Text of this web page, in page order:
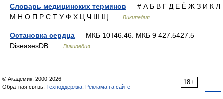
Словарь медицинских терминов — # А Б В Г Д Е Ё Ж З И К Л
М Н О П Р С Т У Ф Х Ц Ч Ш Щ …
Википедия
Остановка сердца — МКБ 10 I46.46. МКБ 9 427.5427.5
DiseasesDB …
Википедия
18+
© Академик, 2000-2026
Обратная связь: Техподдержка Реклама на сайте